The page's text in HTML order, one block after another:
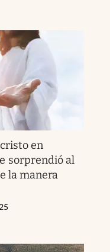
en
sorprendió al
la manera